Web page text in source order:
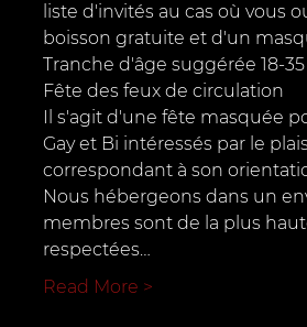
liste d'invités au cas où vous
boisson gratuite et d'un
Tranche d'âge suggérée 18-35
Fête des feux de circulation
Il s'agit d'une fête masquée
Gay et Bi intéressés par le
correspondant à son
Nous hébergeons dans un
membres sont de la plus
respectées…
Read More >